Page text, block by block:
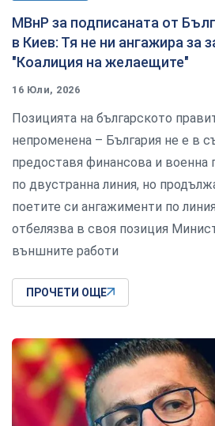
МВнР за подписаната от
в Киев: Тя не ни ангажира за
"Коалиция на желаещите"
16 Юли, 2026
Позицията на българското
непроменена – България не е в
предоставя финансова и военна
по двустранна линия, но
поетите си ангажименти по
отбелязва в своя позиция
външните работи
ПРОЧЕТИ ОЩЕ